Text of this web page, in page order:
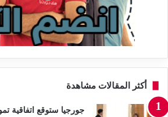
أكثر المقالات مشاهدة
جورجيا ستوقع اتفاقية